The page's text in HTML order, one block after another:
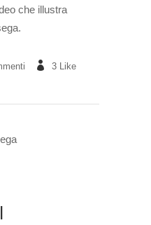
che illustra
3 Like